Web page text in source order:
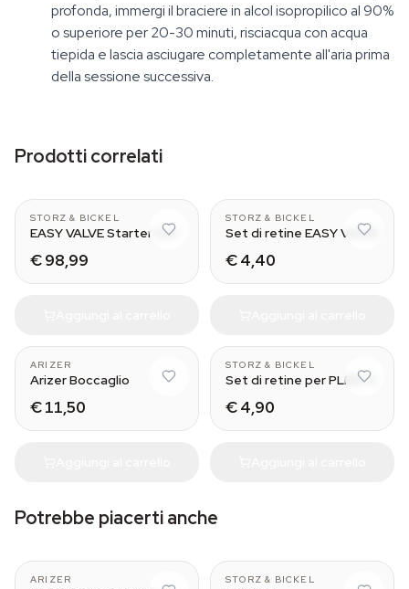
profonda, immergi il braciere in alcol isopropilico al 90%
o superiore per 20-30 minuti, risciacqua con acqua
tiepida e lascia asciugare completamente all'aria prima
della sessione successiva.
Prodotti correlati
STORZ & BICKEL
EASY VALVE Starter Set
€ 98,99
STORZ & BICKEL
Set di retine EASY VALVE
€ 4,40
ARIZER
Arizer Boccaglio
€ 11,50
STORZ & BICKEL
Set di retine per PLENTY
€ 4,90
Potrebbe piacerti anche
ARIZER STORZ & BICKEL